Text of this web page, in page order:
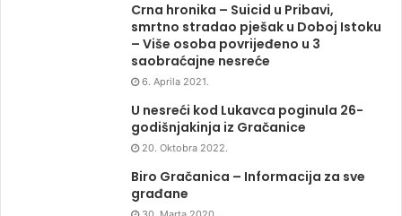
Crna hronika – Suicid u Pribavi,
smrtno stradao pješak u Doboj Istoku
– Više osoba povrijeđeno u 3
saobraćajne nesreće
6. Aprila 2021.
U nesreći kod Lukavca poginula 26-
godišnjakinja iz Gračanice
20. Oktobra 2022.
Biro Gračanica – Informacija za sve
građane